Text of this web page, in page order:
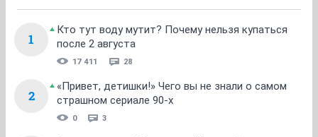
1
Кто тут воду мутит? Почему нельзя купаться
после 2 августа
17 411 28
2
«Привет, детишки!» Чего вы не знали о самом
страшном сериале 90-х
0 3